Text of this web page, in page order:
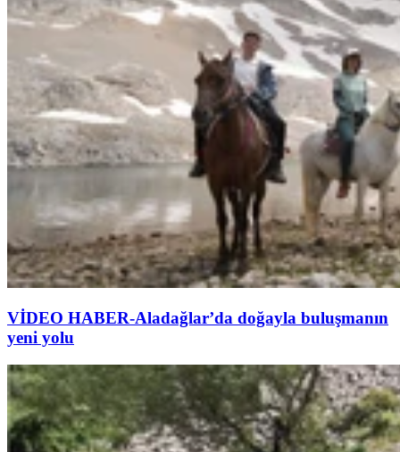
VİDEO HABER-Aladağlar’da doğayla buluşmanın
yeni yolu